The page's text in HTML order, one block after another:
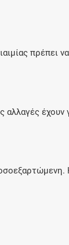
πρέπει να
έχουν